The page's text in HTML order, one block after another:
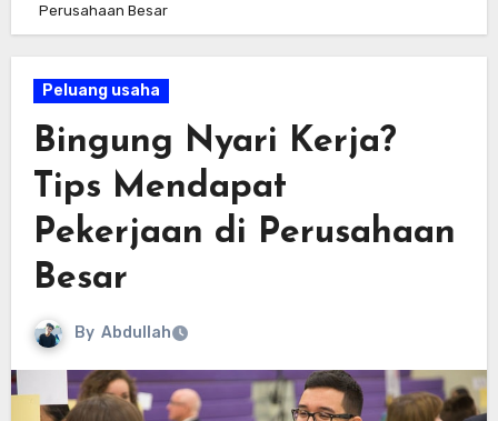
Perusahaan Besar
Peluang usaha
Bingung Nyari Kerja?
Tips Mendapat
Pekerjaan di Perusahaan
Besar
By Abdullah